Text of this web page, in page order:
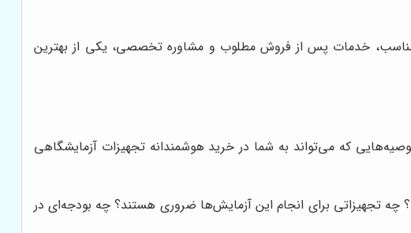
خدمات پس از فروش مطلوب و مشاوره تخصصی، یکی از بهترین
که می‌تواند به شما در خرید هوشمندانه تجهیزات آزمایشگاهی
تجهیزاتی برای انجام این آزمایش‌ها ضروری هستند؟ چه بودجه‌ای در